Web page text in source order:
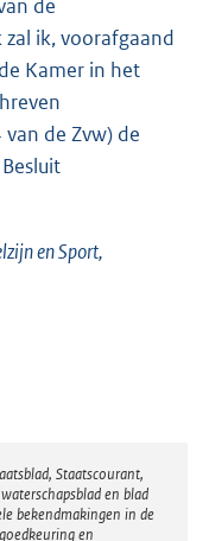
de
zal ik, voorafgaand
Kamer in het
de Zvw) de
en Sport,
Staatscourant,
en blad
bekendmakingen in de
en